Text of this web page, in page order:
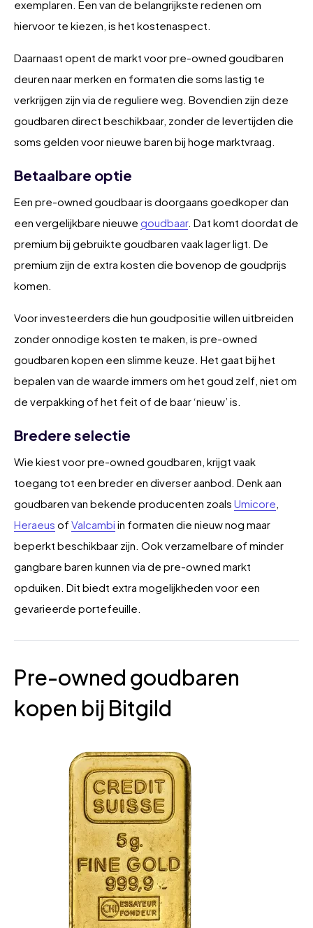
exemplaren. Een van de belangrijkste redenen om
hiervoor te kiezen, is het kostenaspect.
Daarnaast opent de markt voor pre-owned goudbaren
deuren naar merken en formaten die soms lastig te
verkrijgen zijn via de reguliere weg. Bovendien zijn deze
goudbaren direct beschikbaar, zonder de levertijden die
soms gelden voor nieuwe baren bij hoge marktvraag.
Betaalbare optie
Een pre-owned goudbaar is doorgaans goedkoper dan
een vergelijkbare nieuwe goudbaar. Dat komt doordat de
premium bij gebruikte goudbaren vaak lager ligt. De
premium zijn de extra kosten die bovenop de goudprijs
komen.
Voor investeerders die hun goudpositie willen uitbreiden
zonder onnodige kosten te maken, is pre-owned
goudbaren kopen een slimme keuze. Het gaat bij het
bepalen van de waarde immers om het goud zelf, niet om
de verpakking of het feit of de baar ‘nieuw’ is.
Bredere selectie
Wie kiest voor pre-owned goudbaren, krijgt vaak
toegang tot een breder en diverser aanbod. Denk aan
goudbaren van bekende producenten zoals Umicore,
Heraeus of Valcambi in formaten die nieuw nog maar
beperkt beschikbaar zijn. Ook verzamelbare of minder
gangbare baren kunnen via de pre-owned markt
opduiken. Dit biedt extra mogelijkheden voor een
gevarieerde portefeuille.
Pre-owned goudbaren
kopen bij Bitgild